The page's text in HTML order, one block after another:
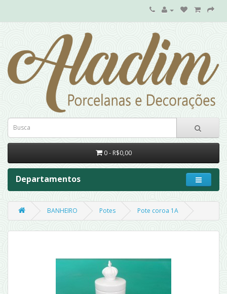
0 - R$0,00
Departamentos
BANHEIRO Potes Pote coroa 1A